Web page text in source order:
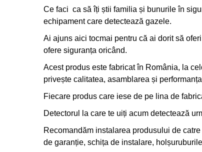
Ce faci ca să îți știi familia și bunurile în
echipament care detectează gazele.
Ai ajuns aici tocmai pentru că ai dorit să
ofere siguranța oricând.
Acest produs este fabricat în România, la
privește calitatea, asamblarea și
Fiecare produs care iese de pe lina de
Detectorul la care te uiți acum detectează
Recomandăm instalarea produsului de
de garanție, schița de instalare,